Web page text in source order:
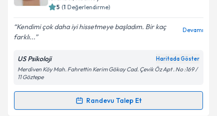
E-posta Adresiniz
Kişisel verilerimin işlenmesine ilişkin
Aydınlatma
Metni'ni okudum ve kişisel verilerimin belirtilen
Takvim Talebini Gönder
5 (1 Değerlendirme)
Kendimi çok daha iyi hissetmeye başladım. Bir kaç
farklı...
Devamı
US Psikoloji Haritada Göster
Merdiven Köy Mah. Fahrettin Kerim Gökay Cad. Çevik Öz Apt . No :169 /
11 Göztepe
Randevu Talep Et
Randevu Takvimi Talebi